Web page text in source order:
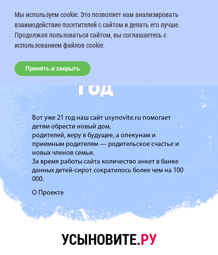
Вот уже 21 год наш сайт usynovite.ru помогает
детям обрести новый дом,
родителей, веру в будущее, а опекунам и
приемным родителям — родительское счастье и
новых членов семьи.
За время работы сайта количество анкет в банке
данных детей-сирот сократилось более чем на 100
000.
О Проекте
УСЫНОВИТЕ.РУ
Мы используем cookie. Это позволяет нам анализировать
взаимодействие посетителей с сайтом и делать его лучше.
Продолжая пользоваться сайтом, вы соглашаетесь с
использованием файлов cookie.
Принять и закрыть